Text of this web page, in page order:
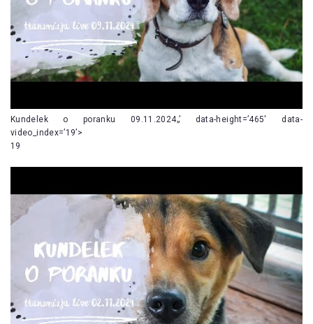
Kundelek o poranku 09.11.2024„’ data-height=’465′ data-
video_index=’19’>
19